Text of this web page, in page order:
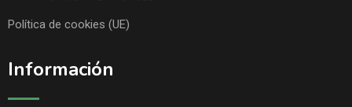
Política de cookies (UE)
Información